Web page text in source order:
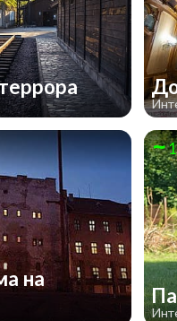
на